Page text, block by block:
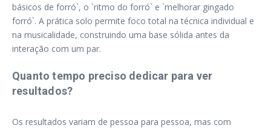
básicos de forró`, o `ritmo do forró` e `melhorar gingado
forró`. A prática solo permite foco total na técnica individual e
na musicalidade, construindo uma base sólida antes da
interação com um par.
Quanto tempo preciso dedicar para ver
resultados?
Os resultados variam de pessoa para pessoa, mas com